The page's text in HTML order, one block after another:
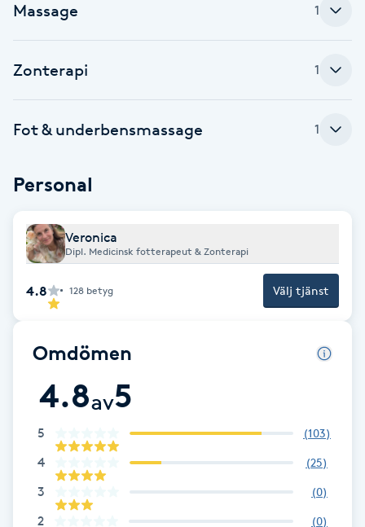
Balayage
Bambumassage
BIAB
Blowout
Bottenfärg
Brynformning
Brynfärgning
Brynplockning
Massage 1
Zonterapi 1
Fot & underbensmassage 1
Personal
Veronica
Dipl. Medicinsk fotterapeut & Zonterapi
4.8 128 betyg Välj tjänst
Omdömen
4.8av5
5 (103)
4 (25)
3 (0)
2 (0)